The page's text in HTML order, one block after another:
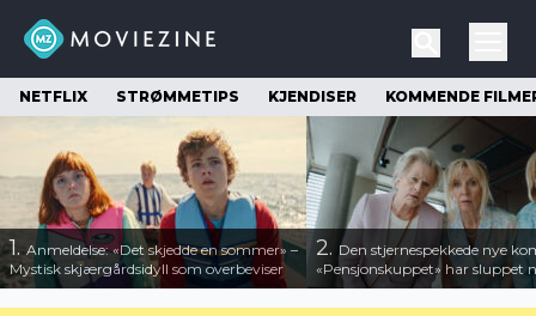
NETFLIX STRØMMETIPS KJENDISER KOMMENDE
1.Anmeldelse: «Det skjedde en sommer» –
Mystisk skjærgårdsidyll som overbeviser
2. Den stjernespekkede nye
«Pensjonskuppet» har sluppet